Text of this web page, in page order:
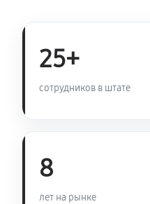
25+
сотрудников в штате
8
лет на рынке